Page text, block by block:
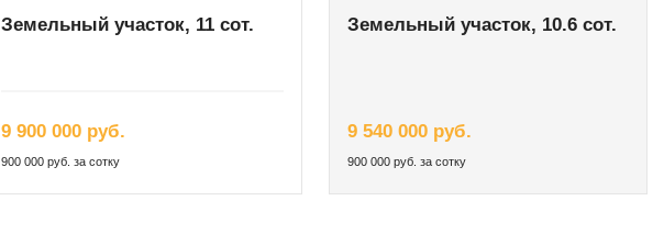
Земельный участок, 11 сот.
9 900 000 руб.
900 000 руб. за сотку
Земельный участок, 10.6 сот.
9 540 000 руб.
900 000 руб. за сотку